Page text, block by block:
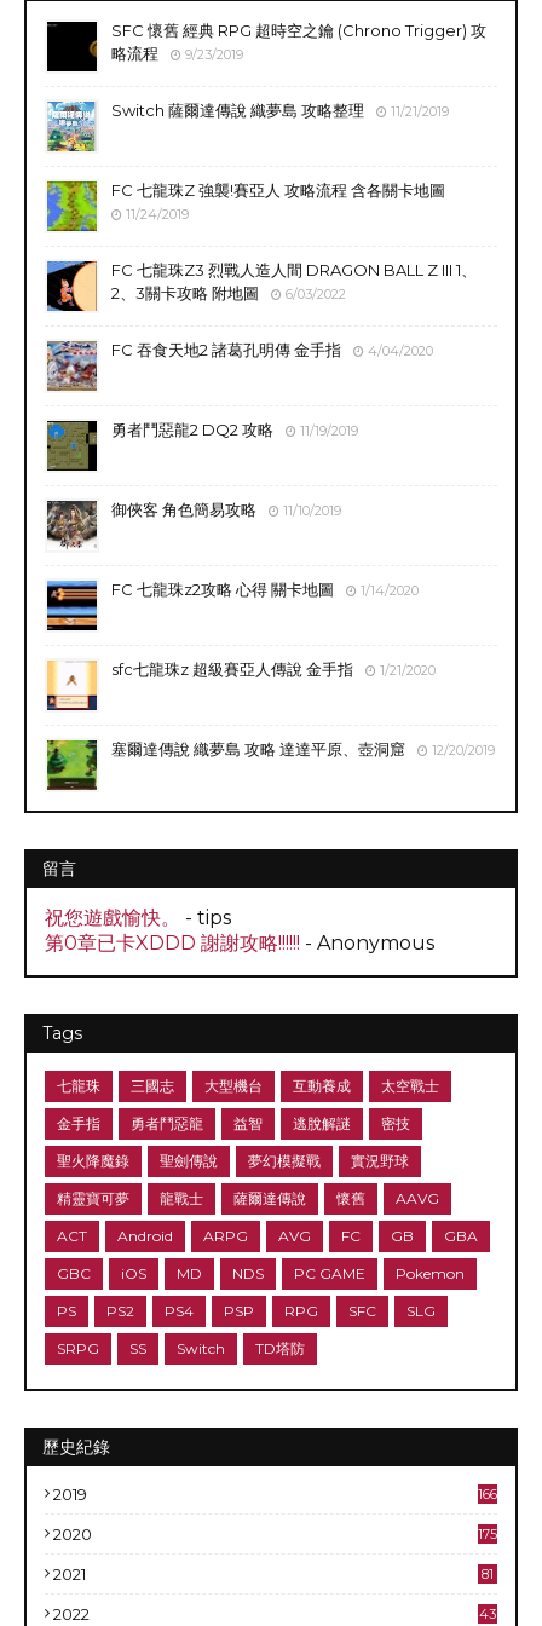
SFC 懷舊 經典 RPG 超時空之鑰 (Chrono Trigger) 攻
略流程
9/23/2019
Switch 薩爾達傳說 織夢島 攻略整理 11/21/2019
FC 七龍珠Z 強襲!賽亞人 攻略流程 含各關卡地圖
11/24/2019
FC 七龍珠Z3 烈戰人造人間 DRAGON BALL Z III 1、
2、3關卡攻略 附地圖
6/03/2022
FC 吞食天地2 諸葛孔明傳 金手指 4/04/2020
勇者鬥惡龍2 DQ2 攻略 11/19/2019
御俠客 角色簡易攻略 11/10/2019
FC 七龍珠z2攻略 心得 關卡地圖 1/14/2020
sfc七龍珠z 超級賽亞人傳說 金手指 1/21/2020
塞爾達傳說 織夢島 攻略 達達平原、壺洞窟 12/20/2019
留言
祝您遊戲愉快。
- tips
第0章已卡XDDD 謝謝攻略!!!!!! - Anonymous
Tags
七龍珠 三國志 大型機台 互動養成 太空戰士
金手指 勇者鬥惡龍 益智 逃脫解謎 密技
聖火降魔錄 聖劍傳說 夢幻模擬戰 實況野球
精靈寶可夢 龍戰士 薩爾達傳說 懷舊 AAVG
ACT Android ARPG AVG FC GB GBA
GBC iOS MD NDS PC GAME Pokemon
PS PS2 PS4 PSP RPG SFC SLG
SRPG SS Switch TD塔防
歷史紀錄
2019 166
2020 175
2021 81
2022 43